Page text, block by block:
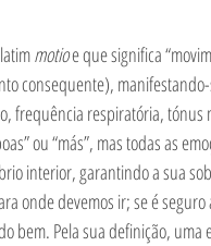
motio e que significa
consequente),
frequência respiratória,
ou “más”, mas todas as
interior, garantindo a sua
onde devemos ir; se é
bem. Pela sua definição,